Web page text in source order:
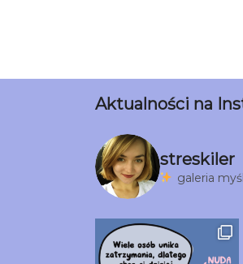
Aktualności na
streskiler
galeria